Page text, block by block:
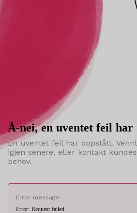
Å-nei, en uventet feil har
En uventet feil har oppstått.
igjen senere, eller kontakt
behov.
Error message:
Error: Request failed